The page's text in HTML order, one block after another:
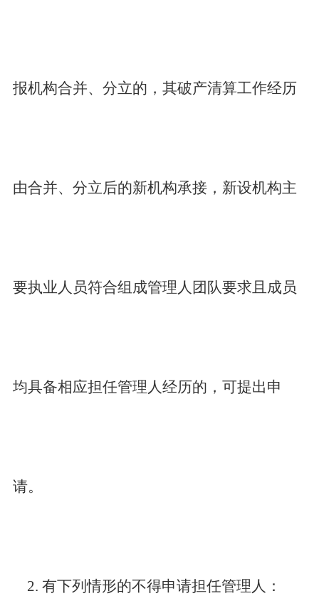
报机构合并、分立的，其破产清算工作经历
由合并、分立后的新机构承接，新设机构主
要执业人员符合组成管理人团队要求且成员
均具备相应担任管理人经历的，可提出申
请。
2. 有下列情形的不得申请担任管理人：